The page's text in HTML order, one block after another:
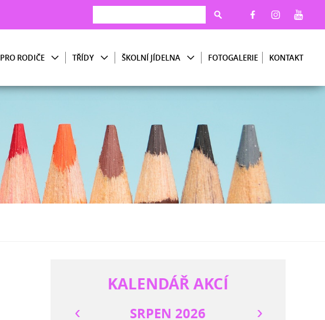
PRO RODIČE TŘÍDY ŠKOLNÍ JÍDELNA FOTOGALERIE KONTAKT
KALENDÁŘ AKCÍ
SRPEN 2026